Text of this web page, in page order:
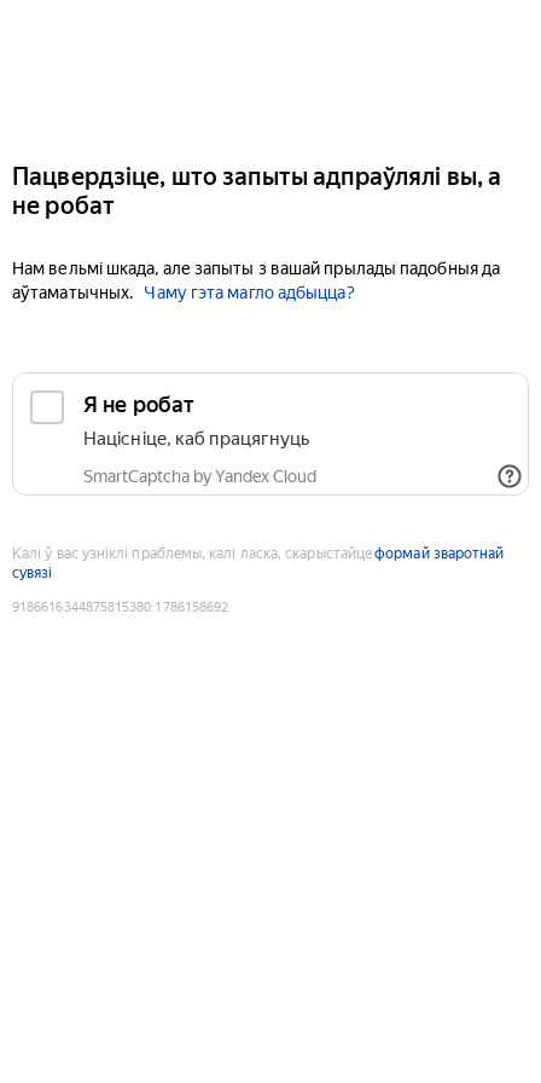
Пацвердзіце, што запыты адпраўлялі вы, а
не робат
Нам вельмі шкада, але запыты з вашай прылады падобныя да
аўтаматычных.
Чаму гэта магло адбыцца?
Я не робат
Націсніце, каб працягнуць
SmartCaptcha by Yandex Cloud
Калі ў вас узніклі праблемы, калі ласка, скарыстайцеформай зваротнай
сувязі
9186616344875815380:1786158692